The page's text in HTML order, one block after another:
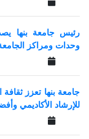
رئيس جامعة بنها
وحدات ومراكز
جامعة بنها تعزز
للإرشاد الأكاديمي